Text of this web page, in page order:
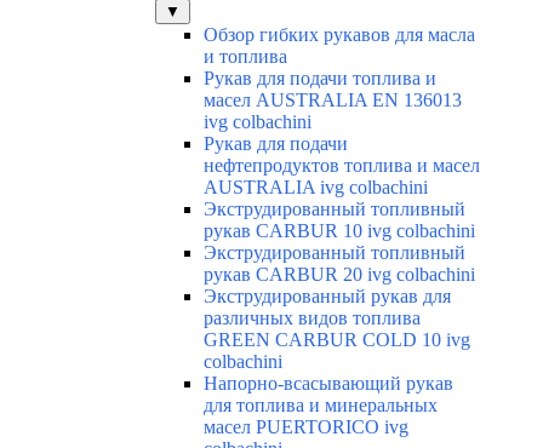
▼
Обзор гибких рукавов для масла
и топлива
Рукав для подачи топлива и
масел AUSTRALIA EN 136013
ivg colbachini
Рукав для подачи
нефтепродуктов топлива и масел
AUSTRALIA ivg colbachini
Экструдированный топливный
рукав CARBUR 10 ivg colbachini
Экструдированный топливный
рукав CARBUR 20 ivg colbachini
Экструдированный рукав для
различных видов топлива
GREEN CARBUR COLD 10 ivg
colbachini
Напорно-всасывающий рукав
для топлива и минеральных
масел PUERTORICO ivg